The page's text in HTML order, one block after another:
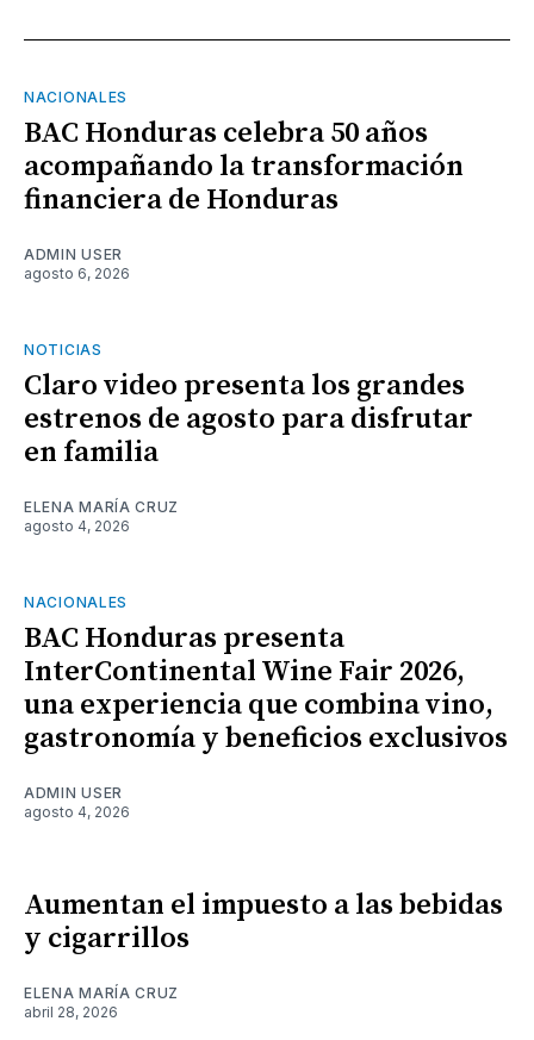
NACIONALES
BAC Honduras celebra 50 años
acompañando la transformación
financiera de Honduras
ADMIN USER
agosto 6, 2026
NOTICIAS
Claro video presenta los grandes
estrenos de agosto para disfrutar
en familia
ELENA MARÍA CRUZ
agosto 4, 2026
NACIONALES
BAC Honduras presenta
InterContinental Wine Fair 2026,
una experiencia que combina vino,
gastronomía y beneficios exclusivos
ADMIN USER
agosto 4, 2026
Aumentan el impuesto a las bebidas
y cigarrillos
ELENA MARÍA CRUZ
abril 28, 2026